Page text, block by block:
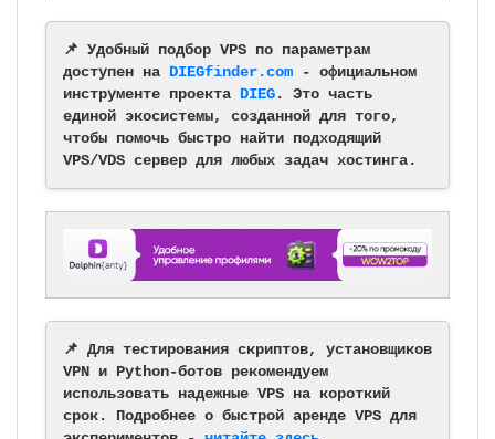
📌 Удобный подбор VPS по параметрам
доступен на DIEGfinder.com - официальном
инструменте проекта DIEG. Это часть
единой экосистемы, созданной для того,
чтобы помочь быстро найти подходящий
VPS/VDS сервер для любых задач хостинга.
📌 Для тестирования скриптов, установщиков
VPN и Python-ботов рекомендуем
использовать надежные VPS на короткий
срок. Подробнее о быстрой аренде VPS для